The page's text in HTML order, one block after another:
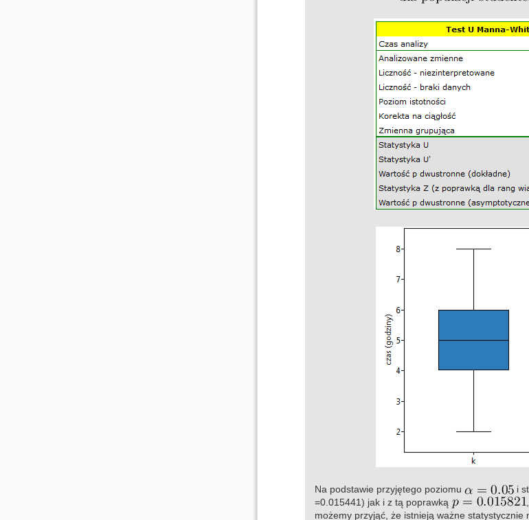
Na podstawie przyjętego poziomu i
=0.015441) jak i z tą poprawką
możemy przyjąć, że istnieją ważne